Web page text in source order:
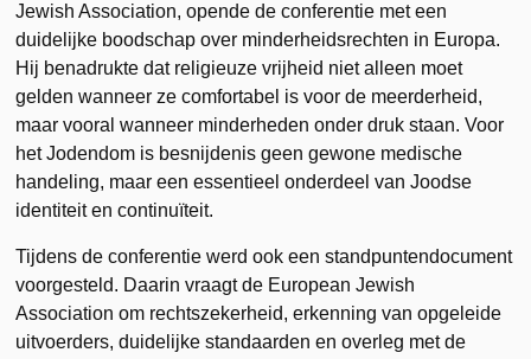
Jewish Association, opende de conferentie met een
duidelijke boodschap over minderheidsrechten in Europa.
Hij benadrukte dat religieuze vrijheid niet alleen moet
gelden wanneer ze comfortabel is voor de meerderheid,
maar vooral wanneer minderheden onder druk staan. Voor
het Jodendom is besnijdenis geen gewone medische
handeling, maar een essentieel onderdeel van Joodse
identiteit en continuïteit.
Tijdens de conferentie werd ook een standpuntendocument
voorgesteld. Daarin vraagt de European Jewish
Association om rechtszekerheid, erkenning van opgeleide
uitvoerders, duidelijke standaarden en overleg met de